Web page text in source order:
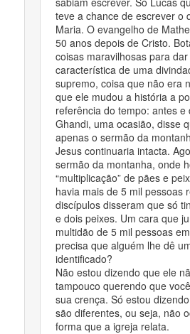
teve a chance de escrever o
Maria. O evangelho de
50 anos depois de Cristo.
coisas maravilhosas para
característica de uma
supremo, coisa que não era
que ele mudou a história a
referência do tempo: antes e
Ghandi, uma ocasião, disse
apenas o sermão da
Jesus continuaria intacta.
sermão da montanha, onde
“multiplicação” de pães e
havia mais de 5 mil pessoas
discípulos disseram que só
e dois peixes. Um cara que
multidão de 5 mil pessoas
precisa que alguém lhe dê
identificado?
Não estou dizendo que ele
tampouco querendo que
sua crença. Só estou
são diferentes, ou seja, não
forma que a igreja relata.